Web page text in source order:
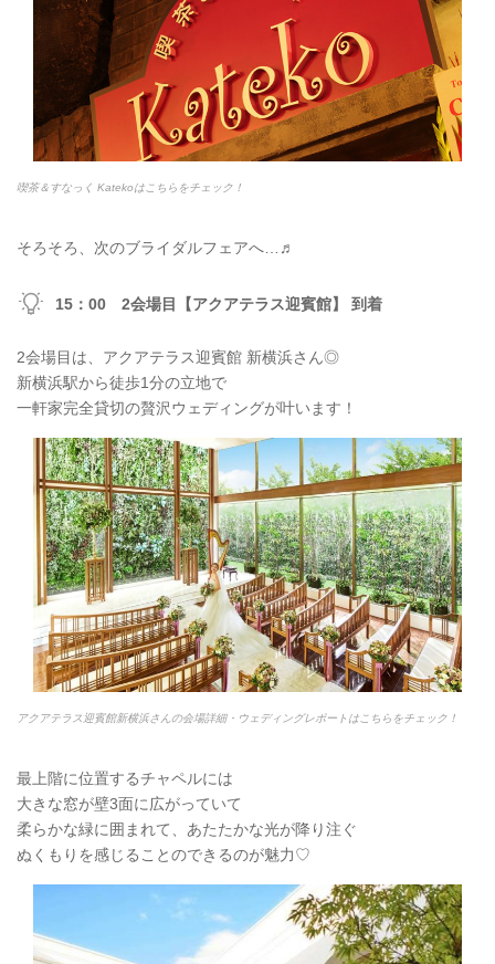
喫茶＆すなっく Katekoはこちらをチェック！
そろそろ、次のブライダルフェアへ…♬
15：00 2会場目【アクアテラス迎賓館】 到着
2会場目は、アクアテラス迎賓館 新横浜さん◎
新横浜駅から徒歩1分の立地で
一軒家完全貸切の贅沢ウェディングが叶います！
アクアテラス迎賓館新横浜さんの会場詳細・ウェディングレポートはこちらをチェック！
最上階に位置するチャペルには
大きな窓が壁3面に広がっていて
柔らかな緑に囲まれて、あたたかな光が降り注ぐ
ぬくもりを感じることのできるのが魅力♡